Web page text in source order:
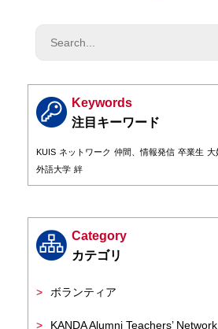
Keywords
KUIS ネットワーク 仲間、情報発信 卒業生 大
外語大学 絆
Category
ボランティア
KANDA Alumni Teachers’ Network